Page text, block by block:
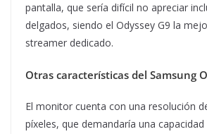
pantalla, que sería difícil no apreciar
delgados, siendo el Odyssey G9 la
streamer dedicado.
Otras características del Samsung
El monitor cuenta con una resolución
píxeles, que demandaría una